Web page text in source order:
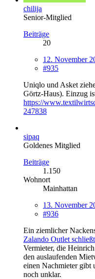
chilija
Senior-Mitglied
Beiträge
20
12. November
#935
Uniqlo und Asket
Görtz-Haus). Einzug
https://
247838
sipaq
Goldenes Mitglied
Beiträge
1.150
Wohnort
Mainhattan
13. November
#936
Ein ziemlicher
Zalando Outlet
Vermieter, die
den auslaufenden
einen Nachmieter gibt
noch unklar.